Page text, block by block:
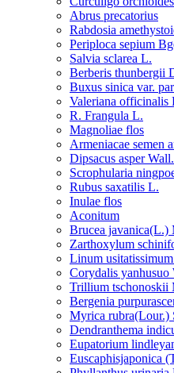
Abrus precatorius
Rabdosia
Periploca sepium
Salvia sclarea L.
Berberis thunbergii
Buxus sinica var.
Valeriana officinalis
R. Frangula L.
Magnoliae flos
Armeniacae semen
Dipsacus asper
Scrophularia
Rubus saxatilis L.
Inulae flos
Aconitum
Brucea javanica(L.)
Zarthoxylum
Linum
Corydalis yanhusuo
Trillium tschonoskii
Bergenia
Myrica rubra(Lour.)
Dendranthema
Eupatorium
Euscaphisjaponica